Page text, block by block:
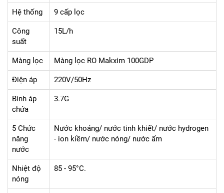
Hệ thống 9 cấp lọc
Công
suất
15L/h
Màng lọc Màng lọc RO Makxim 100GDP
Điện áp 220V/50Hz
Bình áp
chứa
3.7G
5 Chức
năng
nước
Nước khoáng/ nước tinh khiết/ nước hydrogen
- ion kiềm/ nước nóng/ nước ấm
Nhiệt độ
nóng
85 - 95°C.